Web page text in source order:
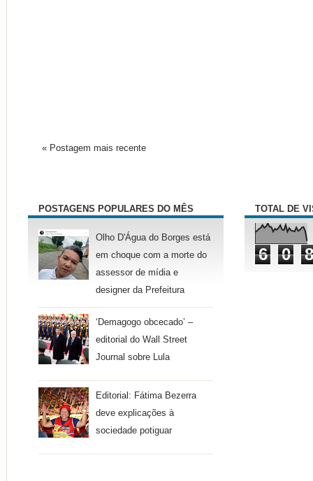
« Postagem mais recente
POSTAGENS POPULARES DO MÊS
Olho D'Água do Borges está
em choque com a morte do
assessor de mídia e
designer da Prefeitura
‘Demagogo obcecado’ –
editorial do Wall Street
Journal sobre Lula
Editorial: Fátima Bezerra
deve explicações à
sociedade potiguar
TOTAL DE
6 0 8